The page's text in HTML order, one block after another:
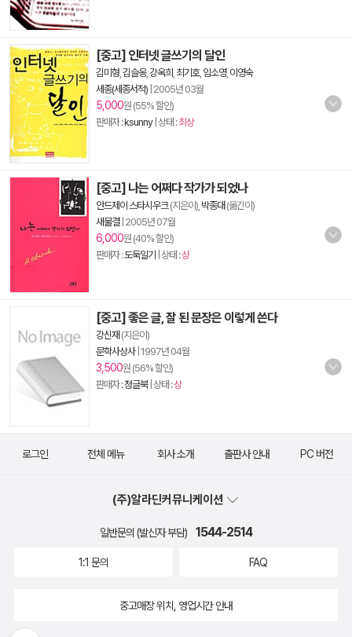
[중고] 인터넷 글쓰기의 달인
김미형 김슬옹, 강옥희 최기호, 임소영, 이영숙
세종(세종서적) 2005년 03월
5,000원 (55% 할인)
판매자 :ksunny| 상태 :최상
[중고] 나는 어쩌다 작가가 되었나
안드제이 스타시우크(지은이), 박종대 (옮긴이)
새물결| 2005년 07월
6,000원 (40% 할인)
판매자 :도둑일기 | 상태 :상
[중고] 좋은 글, 잘 된 문장은 이렇게 쓴다
강신재 (지은이)
문학사상사| 1997년 04월
3,500원 (56% 할인)
판매자 :정글북| 상태 :상
로그인 전체 메뉴 회사 소개 출판사 안내 PC 버전
(주)알라딘커뮤니케이션
일반문의 (발신자 부담) 1544-2514
1:1 문의 FAQ
중고매장 위치, 영업시간 안내